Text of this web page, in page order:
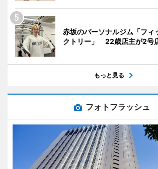
赤坂のパーソナルジム「フィ
クトリー」 22歳店主が2号
もっと見る
フォトフラッシュ